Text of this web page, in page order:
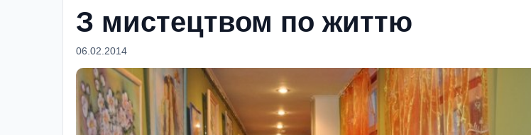
З мистецтвом по життю
06.02.2014